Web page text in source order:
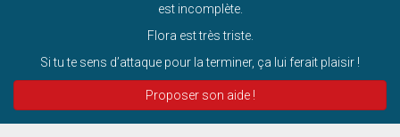
est incomplète.
Flora est très triste.
Si tu te sens d’attaque pour la terminer, ça lui ferait plaisir !
Proposer son aide !